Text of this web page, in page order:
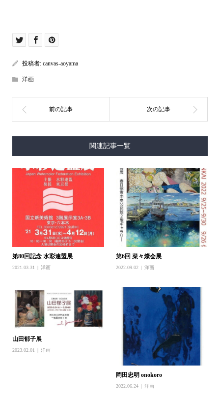
投稿者: canvas-aoyama
洋画
関連記事一覧
第80回記念 水彩連盟展
2021.03.31 洋画
第6回 菜々燦会展
2022.09.02 洋画
山田郁子展
2023.02.01 洋画
岡田忠明 onokoro
2022.06.24 洋画